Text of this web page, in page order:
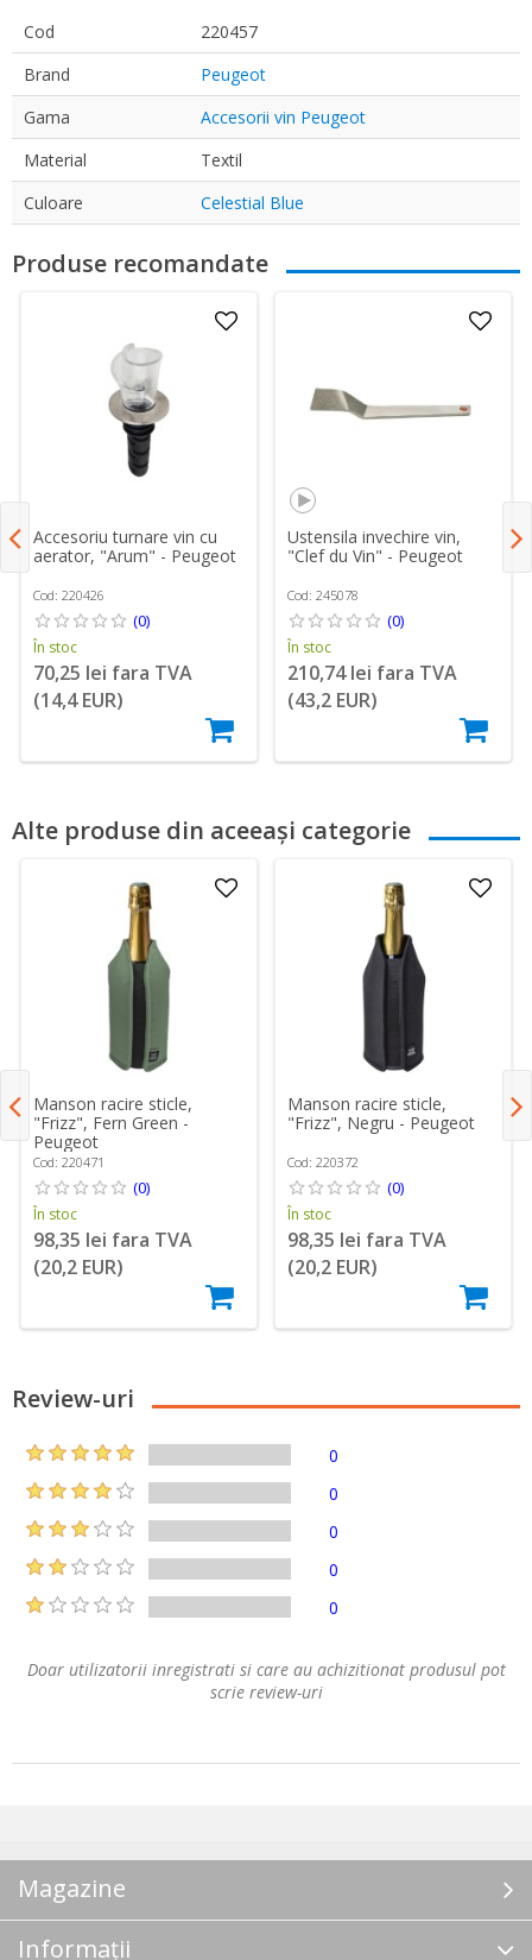
Cod
220457
Brand
Peugeot
Gama
Accesorii vin Peugeot
Material
Textil
Culoare
Celestial Blue
Produse recomandate
Accesoriu turnare vin cu
aerator, "Arum" - Peugeot
Cod: 220426
(0)
În stoc
70,25 lei fara TVA
(14,4 EUR)
Ustensila invechire vin,
"Clef du Vin" - Peugeot
Cod: 245078
(0)
În stoc
210,74 lei fara TVA
(43,2 EUR)
Alte produse din aceeași categorie
Manson racire sticle,
"Frizz", Fern Green -
Peugeot
Cod: 220471
(0)
În stoc
98,35 lei fara TVA
(20,2 EUR)
Manson racire sticle,
"Frizz", Negru - Peugeot
Cod: 220372
(0)
În stoc
98,35 lei fara TVA
(20,2 EUR)
Review-uri
0
0
0
0
0
Doar utilizatorii inregistrati si care au achizitionat produsul pot
scrie review-uri
Magazine
Informații